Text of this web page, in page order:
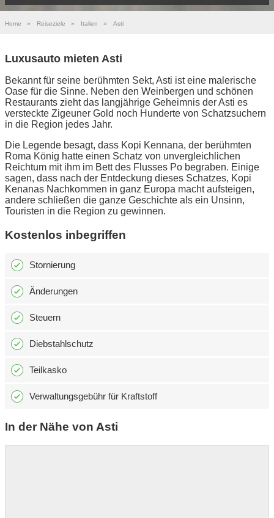
Home » Reiseziele » Italien » Asti
Luxusauto mieten Asti
Bekannt für seine berühmten Sekt, Asti ist eine malerische
Oase für die Sinne. Neben den Weinbergen und schönen
Restaurants zieht das langjährige Geheimnis der Asti es
versteckte Zigeuner Gold noch Hunderte von Schatzsuchern
in die Region jedes Jahr.
Die Legende besagt, dass Kopi Kennana, der berühmten
Roma König hatte einen Schatz von unvergleichlichen
Reichtum mit ihm im Bett des Flusses Po begraben. Einige
sagen, dass nach der Entdeckung dieses Schatzes, Kopi
Kenanas Nachkommen in ganz Europa macht aufsteigen,
andere schließen die ganze Geschichte als ein Unsinn,
Touristen in die Region zu gewinnen.
Kostenlos inbegriffen
Stornierung
Änderungen
Steuern
Diebstahlschutz
Teilkasko
Verwaltungsgebühr für Kraftstoff
In der Nähe von Asti